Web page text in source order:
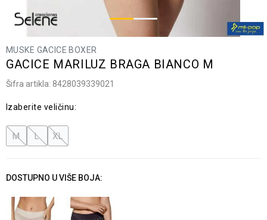
MUSKE GACICE BOXER
GACICE MARILUZ BRAGA BIANCO M
Šifra artikla: 8428039339021
Izaberite veličinu:
M L XL
DOSTUPNO U VIŠE BOJA: